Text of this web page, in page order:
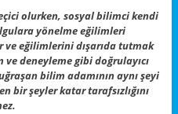
olurken, sosyal bilimci kendi
yönelme eğilimleri
ve eğilimlerini dışarıda tutmak
deneyleme gibi doğrulayıcı
bilim adamının aynı şeyi
bir şeyler katar tarafsızlığını